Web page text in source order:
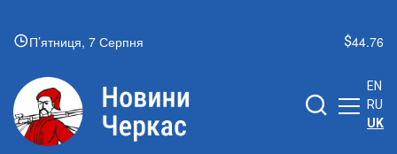
П’ятниця, 7 Серпня 44.76
EN
RU
UK